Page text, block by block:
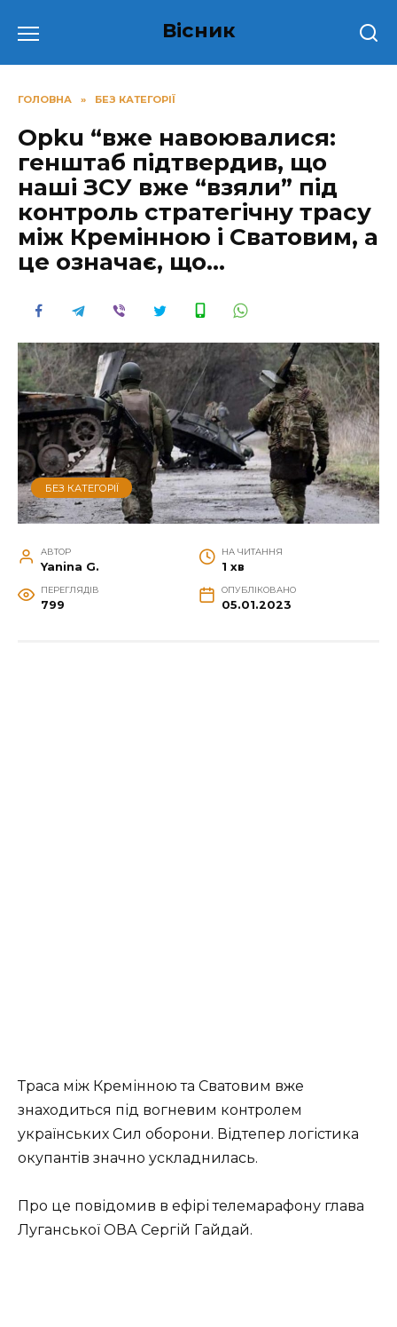
до
Вісник
ГОЛОВНА » БЕЗ КАТЕГОРІЇ
Орku “вже навоювалися:
генштаб підтвердив, що
наші ЗСУ вже “взяли” під
контроль стратегічну трасу
між Кремінною і Сватовим, а
це означає, що…
БЕЗ КАТЕГОРІЇ
АВТОР
Yanina G.
НА ЧИТАННЯ
1 хв
ПЕРЕГЛЯДІВ
799
ОПУБЛІКОВАНО
05.01.2023
Траса між Кремінною та Сватовим вже
знаходиться під вогневим контролем
українських Сил оборони. Відтепер логістика
окупантів значно ускладнилась.
Про це повідомив в ефірі телемарафону глава
Луганської ОВА Сергій Гайдай.